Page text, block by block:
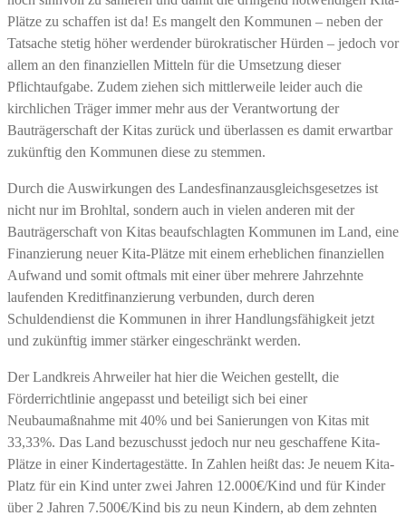
Plätze zu schaffen ist da! Es mangelt den Kommunen – neben der
Tatsache stetig höher werdender bürokratischer Hürden – jedoch vor
allem an den finanziellen Mitteln für die Umsetzung dieser
Pflichtaufgabe. Zudem ziehen sich mittlerweile leider auch die
kirchlichen Träger immer mehr aus der Verantwortung der
Bauträgerschaft der Kitas zurück und überlassen es damit erwartbar
zukünftig den Kommunen diese zu stemmen.
Durch die Auswirkungen des Landesfinanzausgleichsgesetzes ist
nicht nur im Brohltal, sondern auch in vielen anderen mit der
Bauträgerschaft von Kitas beaufschlagten Kommunen im Land, eine
Finanzierung neuer Kita-Plätze mit einem erheblichen finanziellen
Aufwand und somit oftmals mit einer über mehrere Jahrzehnte
laufenden Kreditfinanzierung verbunden, durch deren
Schuldendienst die Kommunen in ihrer Handlungsfähigkeit jetzt
und zukünftig immer stärker eingeschränkt werden.
Der Landkreis Ahrweiler hat hier die Weichen gestellt, die
Förderrichtlinie angepasst und beteiligt sich bei einer
Neubaumaßnahme mit 40% und bei Sanierungen von Kitas mit
33,33%. Das Land bezuschusst jedoch nur neu geschaffene Kita-
Plätze in einer Kindertagestätte. In Zahlen heißt das: Je neuem Kita-
Platz für ein Kind unter zwei Jahren 12.000€/Kind und für Kinder
über 2 Jahren 7.500€/Kind bis zu neun Kindern, ab dem zehnten